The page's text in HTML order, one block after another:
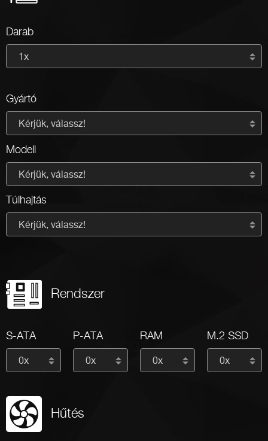
Darab
1x
Gyártó
Kérjük, válassz!
Modell
Kérjük, válassz!
Túlhajtás
Kérjük, válassz!
Rendszer
S-ATA
0x
P-ATA
0x
RAM
0x
M.2 SSD
0x
Hűtés